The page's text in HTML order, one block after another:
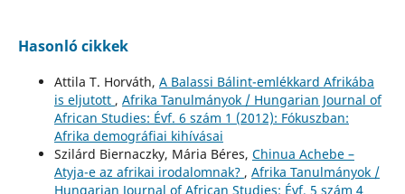
Hasonló cikkek
Attila T. Horváth, A Balassi Bálint-emlékkard Afrikába
is eljutott , Afrika Tanulmányok / Hungarian Journal of
African Studies: Évf. 6 szám 1 (2012): Fókuszban:
Afrika demográfiai kihívásai
Szilárd Biernaczky, Mária Béres, Chinua Achebe –
Atyja-e az afrikai irodalomnak? , Afrika Tanulmányok /
Hungarian Journal of African Studies: Évf. 5 szám 4